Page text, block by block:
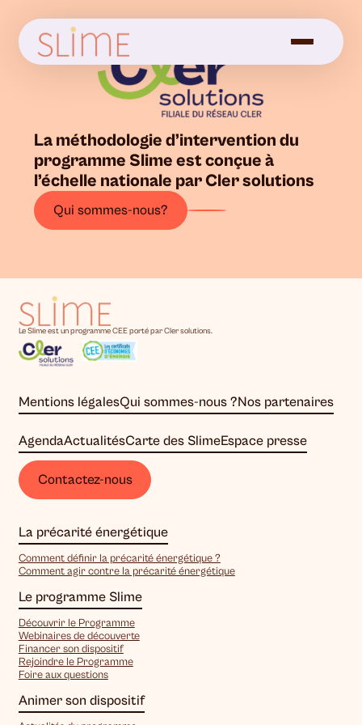
La méthodologie d’intervention du
programme Slime est conçue à
l’échelle nationale par Cler solutions
Qui sommes-nous?
Le Slime est un programme CEE porté par Cler solutions.
Mentions légalesQui sommes-nous ?Nos partenaires
AgendaActualitésCarte des SlimeEspace presse
Contactez-nous
La précarité énergétique
Comment définir la précarité énergétique ?
Comment agir contre la précarité énergétique
Le programme Slime
Découvrir le Programme
Webinaires de découverte
Financer son dispositif
Rejoindre le Programme
Foire aux questions
Animer son dispositif